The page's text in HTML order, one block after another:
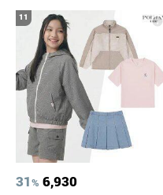
11
31% 6,930